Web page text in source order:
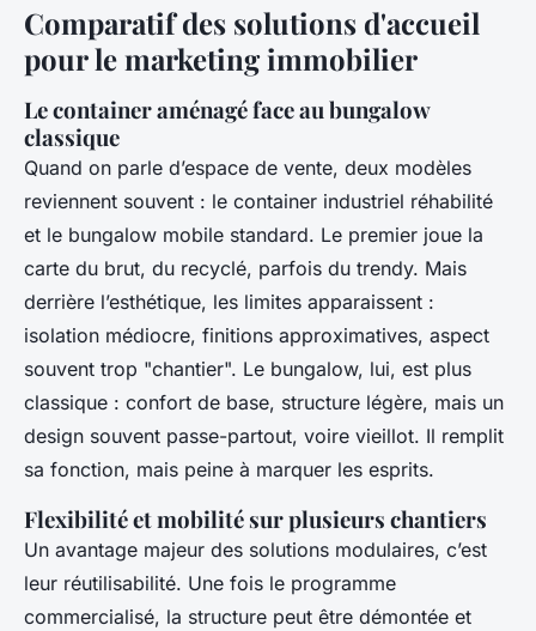
Comparatif des solutions d'accueil
pour le marketing immobilier
Le container aménagé face au bungalow
classique
Quand on parle d’espace de vente, deux modèles
reviennent souvent : le container industriel réhabilité
et le bungalow mobile standard. Le premier joue la
carte du brut, du recyclé, parfois du trendy. Mais
derrière l’esthétique, les limites apparaissent :
isolation médiocre, finitions approximatives, aspect
souvent trop "chantier". Le bungalow, lui, est plus
classique : confort de base, structure légère, mais un
design souvent passe-partout, voire vieillot. Il remplit
sa fonction, mais peine à marquer les esprits.
Flexibilité et mobilité sur plusieurs chantiers
Un avantage majeur des solutions modulaires, c’est
leur réutilisabilité. Une fois le programme
commercialisé, la structure peut être démontée et